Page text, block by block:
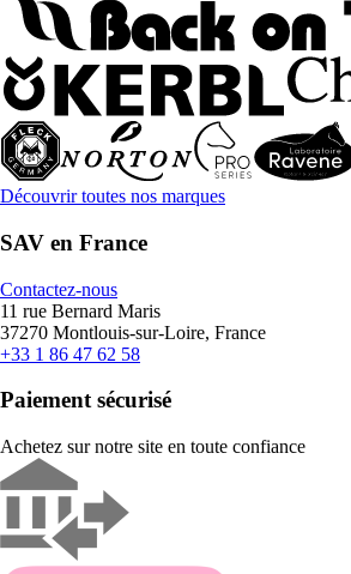
Découvrir toutes nos marques
SAV en France
Contactez-nous
11 rue Bernard Maris
37270 Montlouis-sur-Loire, France
+33 1 86 47 62 58
Paiement sécurisé
Achetez sur notre site en toute confiance